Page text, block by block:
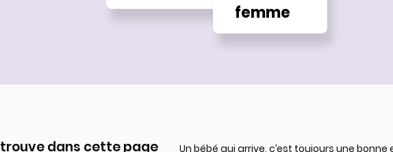
femme
trouve dans cette page
Un bébé qui arrive, c’est toujours une bonne